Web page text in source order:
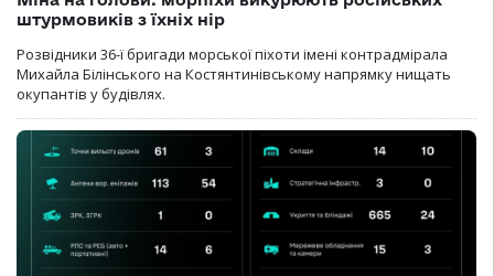
штурмовиків з їхніх нір
Розвідники 36-ї бригади морської піхоти імені контрадмірала
Михайла Білінського на Костянтинівському напрямку нищать
окупантів у будівлях.